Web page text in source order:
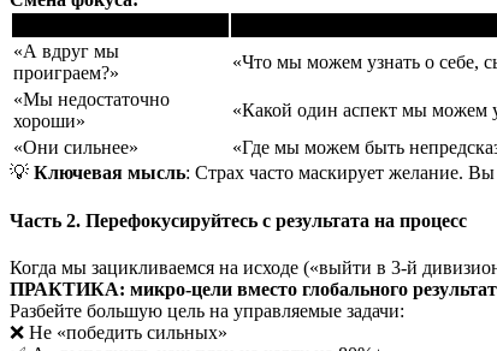
«А вдруг мы
проиграем?»
«Что мы можем узнать о себе,
«Мы недостаточно
хороши»
«Какой один аспект мы можем
«Они сильнее»
«Где мы можем быть
💡 Ключевая мысль: Страх часто маскирует желание.
Часть 2. Перефокусируйтесь с результата на процесс
Когда мы зацикливаемся на исходе («выйти в 3-й
ПРАКТИКА: микро-цели вместо глобального
Разбейте большую цель на управляемые задачи:
❌ Не «победить сильных»